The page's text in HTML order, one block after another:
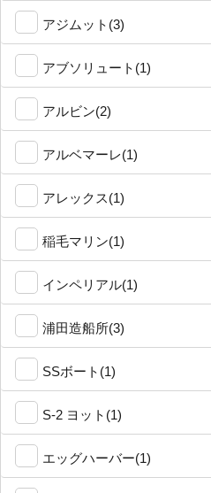
アジムット(3)
アブソリュート(1)
アルビン(2)
アルベマーレ(1)
アレックス(1)
稲毛マリン(1)
インペリアル(1)
浦田造船所(3)
SSボート(1)
S-2 ヨット(1)
エッグハーバー(1)